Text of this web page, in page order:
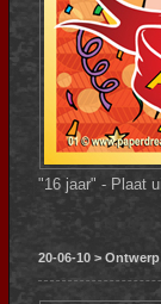
"16 jaar" - Plaat
20-06-10 >